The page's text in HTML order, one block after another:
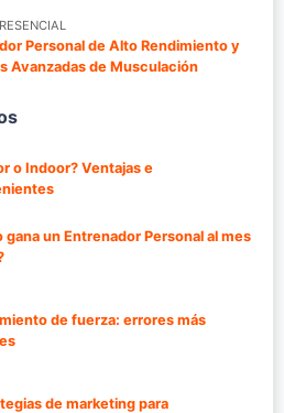
Personal de Alto Rendimiento y
Avanzadas de Musculación
o Indoor? Ventajas e
gana un Entrenador Personal al mes
de fuerza: errores más
de marketing para